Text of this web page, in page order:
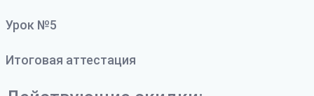
Урок №5
Итоговая аттестация